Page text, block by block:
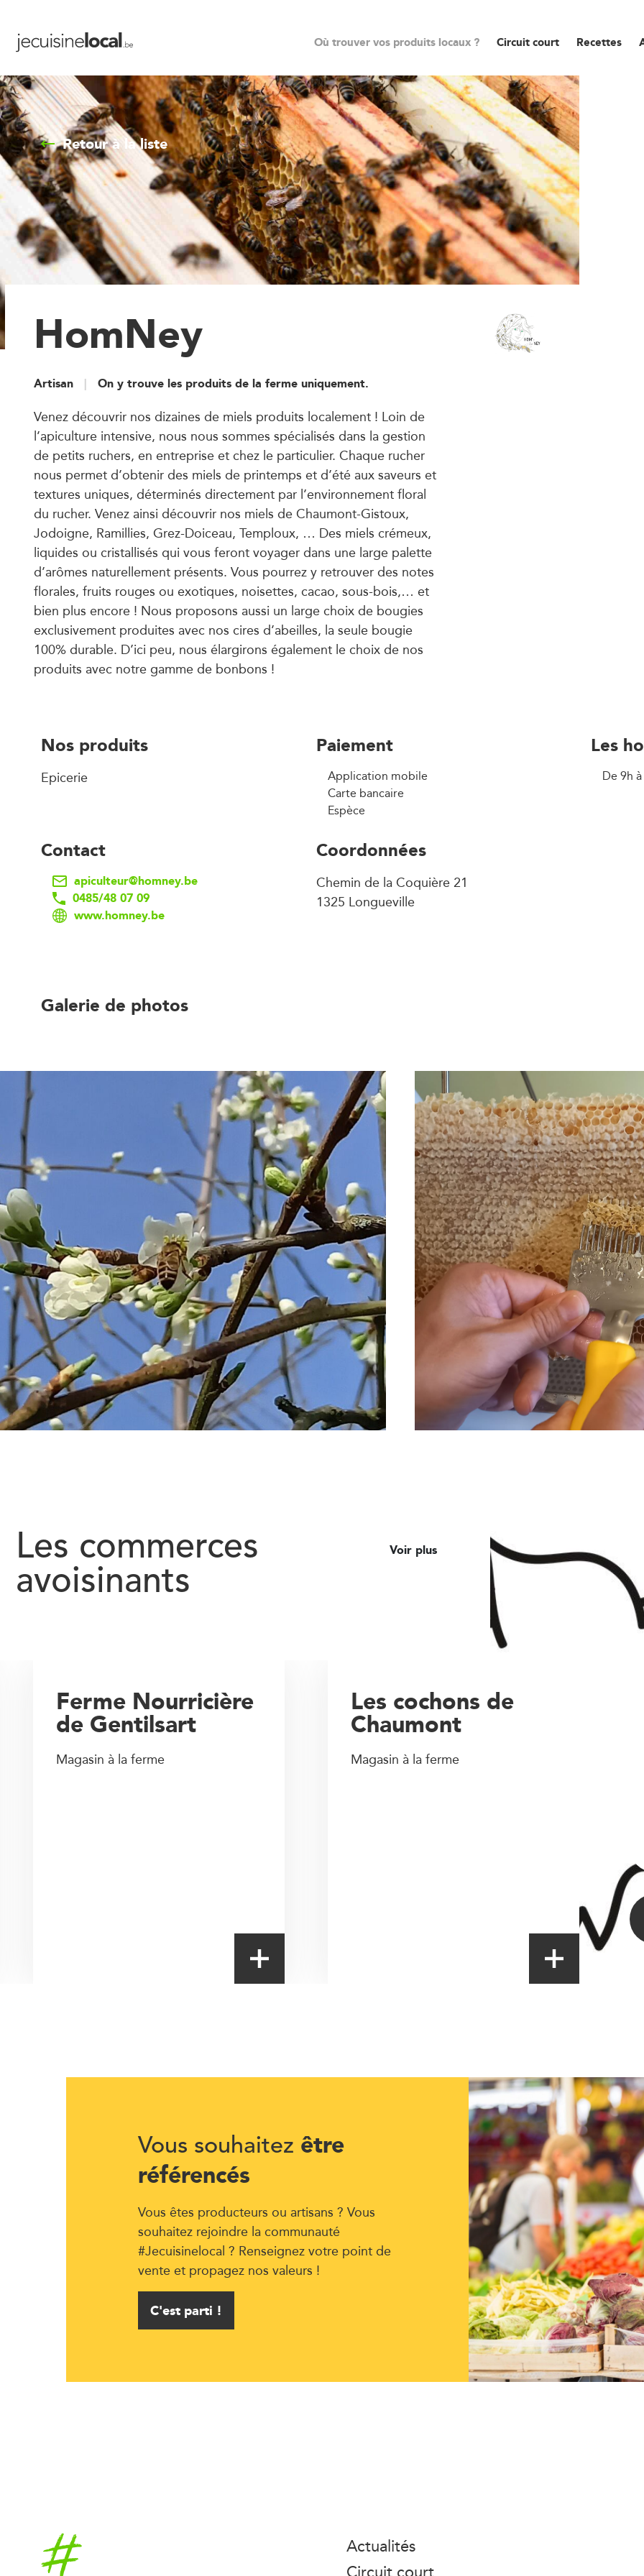
Où trouver vos produits locaux ? Circuit court Recettes
Retour à la liste
HomNey
Artisan On y trouve les produits de la ferme uniquement.
Venez découvrir nos dizaines de miels produits localement ! Loin de
l’apiculture intensive, nous nous sommes spécialisés dans la gestion
de petits ruchers, en entreprise et chez le particulier. Chaque rucher
nous permet d’obtenir des miels de printemps et d’été aux saveurs et
textures uniques, déterminés directement par l’environnement floral
du rucher. Venez ainsi découvrir nos miels de Chaumont-Gistoux,
Jodoigne, Ramillies, Grez-Doiceau, Temploux, … Des miels crémeux,
liquides ou cristallisés qui vous feront voyager dans une large palette
d’arômes naturellement présents. Vous pourrez y retrouver des notes
florales, fruits rouges ou exotiques, noisettes, cacao, sous-bois,… et
bien plus encore ! Nous proposons aussi un large choix de bougies
exclusivement produites avec nos cires d’abeilles, la seule bougie
100% durable. D’ici peu, nous élargirons également le choix de nos
produits avec notre gamme de bonbons !
Nos produits
Epicerie
Paiement
Application mobile
Carte bancaire
Espèce
Les
De 9h
Contact
apiculteur@homney.be
0485/48 07 09
www.homney.be
Coordonnées
Chemin de la Coquière 21
1325 Longueville
Galerie de photos
Les commerces
avoisinants
Voir plus
Les cochons de
Chaumont
Magasin à la ferme
Ferme Nourricière
de Gentilsart
Magasin à la ferme
Vous souhaitez être
référencés
Vous êtes producteurs ou artisans ? Vous
souhaitez rejoindre la communauté
#Jecuisinelocal ? Renseignez votre point de
vente et propagez nos valeurs !
C'est parti !
Accueil
Actualités